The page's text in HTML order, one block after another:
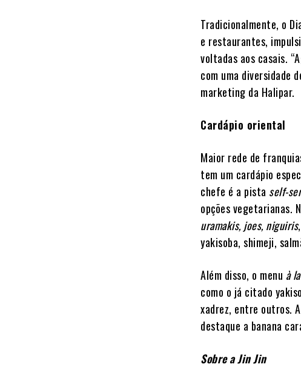
Tradicionalmente, o
e restaurantes,
voltadas aos casais.
com uma diversidade
marketing da Halipar.
Cardápio oriental
Maior rede de
tem um cardápio
chefe é a pista self-
opções vegetarianas.
uramakis, joes, niguiris
yakisoba, shimeji,
Além disso, o menu à
como o já citado
xadrez, entre outros.
destaque a banana
Sobre a Jin Jin